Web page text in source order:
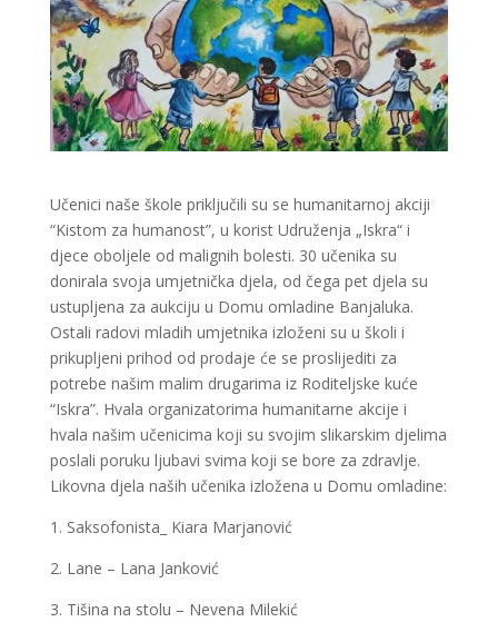
Učenici naše škole priključili su se humanitarnoj akciji
“Kistom za humanost”, u korist Udruženja „Iskra“ i
djece oboljele od malignih bolesti. 30 učenika su
donirala svoja umjetnička djela, od čega pet djela su
ustupljena za aukciju u Domu omladine Banjaluka.
Ostali radovi mladih umjetnika izloženi su u školi i
prikupljeni prihod od prodaje će se proslijediti za
potrebe našim malim drugarima iz Roditeljske kuće
“Iskra”. Hvala organizatorima humanitarne akcije i
hvala našim učenicima koji su svojim slikarskim djelima
poslali poruku ljubavi svima koji se bore za zdravlje.
Likovna djela naših učenika izložena u Domu omladine:
1. Saksofonista_ Kiara Marjanović
2. Lane – Lana Janković
3. Tišina na stolu – Nevena Milekić